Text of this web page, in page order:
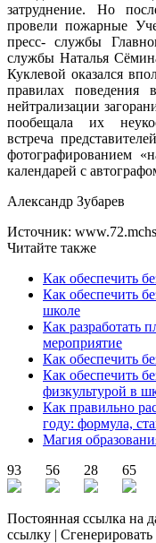
затруднение. Но
провели пожарные
пресс- службы
службы Наталья
Куклевой оказался
правилах поведения
нейтрализации
пообещала их
встреча
фотографированием
календарей с
Александр Зубарев
Источник:
Читайте также
Как обеспечить
Как обеспечить
школе
Как разработать
мероприятие
Как обеспечить
Как обеспечить
физкультурой в
Как правильно
году: формула,
Магия
93
56 28 65
Постоянная ссылка на
ссылку |